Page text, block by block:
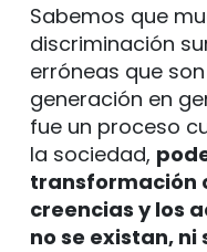
Sabemos que
discriminación
erróneas que
generación en
fue un proceso
la sociedad,
transformación
creencias y los
no se existan,